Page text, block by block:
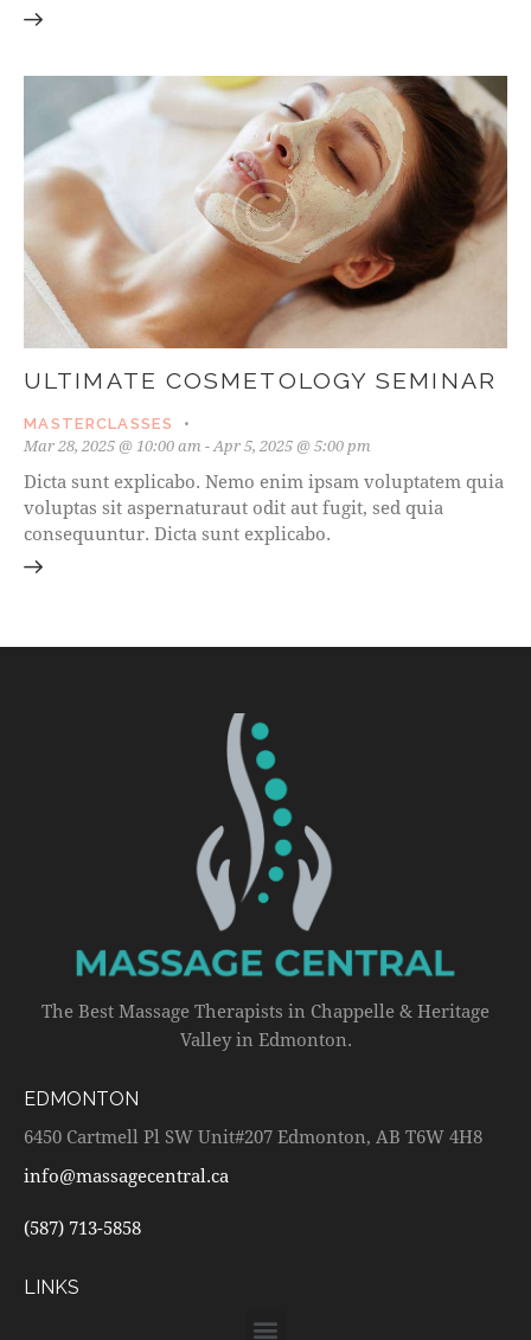
ULTIMATE COSMETOLOGY SEMINAR
MASTERCLASSES
Mar 28, 2025 @ 10:00 am -Apr 5, 2025 @ 5:00 pm
Dicta sunt explicabo. Nemo enim ipsam voluptatem quia
voluptas sit aspernaturaut odit aut fugit, sed quia
consequuntur. Dicta sunt explicabo.
The Best Massage Therapists in Chappelle & Heritage
Valley in Edmonton.
EDMONTON
6450 Cartmell Pl SW Unit#207 Edmonton, AB T6W 4H8
info@massagecentral.ca
(587) 713-5858
LINKS